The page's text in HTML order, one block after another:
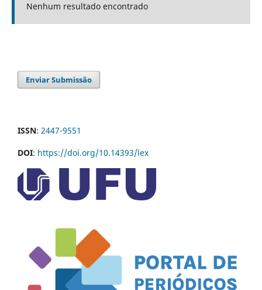
Nenhum resultado encontrado
Enviar Submissão
ISSN: 2447-9551
DOI: https://doi.org/10.14393/lex